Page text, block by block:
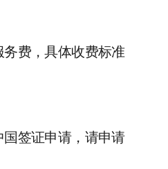
费，具体收费标准
签证申请，请申请